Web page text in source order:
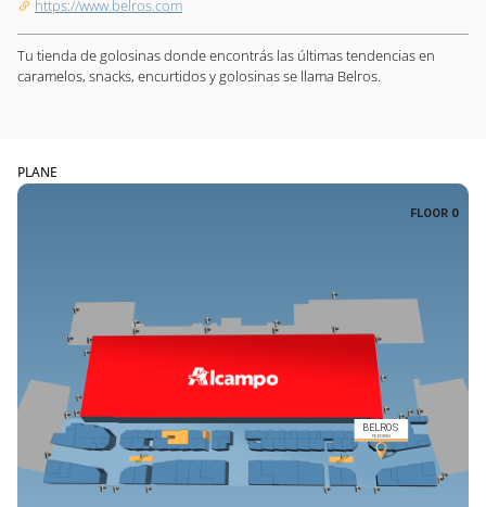
https://www.belros.com
Tu tienda de golosinas donde encontrás las últimas tendencias en
caramelos, snacks, encurtidos y golosinas se llama Belros.
PLANE